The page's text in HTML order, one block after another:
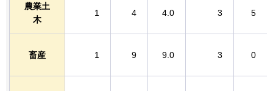
農業土
木
1 4 4.0 3 5
畜産 1 9 9.0 3 0